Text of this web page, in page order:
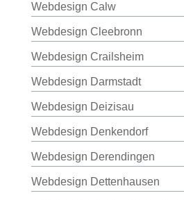
Webdesign Calw
Webdesign Cleebronn
Webdesign Crailsheim
Webdesign Darmstadt
Webdesign Deizisau
Webdesign Denkendorf
Webdesign Derendingen
Webdesign Dettenhausen